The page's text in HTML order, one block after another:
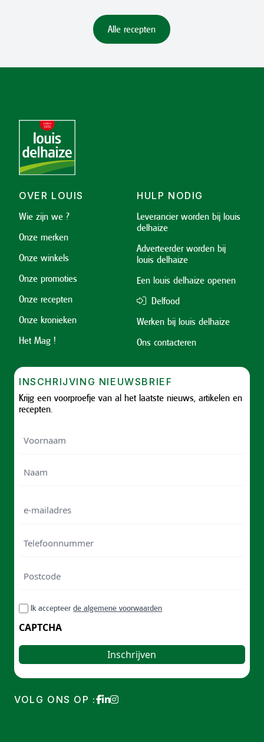
Alle recepten
OVER LOUIS
Wie zijn we ?
Onze merken
Onze winkels
Onze promoties
Onze recepten
Onze kronieken
Het Mag !
HULP NODIG
Leverancier worden bij louis
delhaize
Adverteerder worden bij
louis delhaize
Een louis delhaize openen
Delfood
Werken bij louis delhaize
Ons contacteren
INSCHRIJVING NIEUWSBRIEF
Krijg een voorproefje van al het laatste nieuws, artikelen en
recepten.
mailadres
/
Postal
RGPDIk accepteer de algemene voorwaarden
CAPTCHA
VOLG ONS OP :